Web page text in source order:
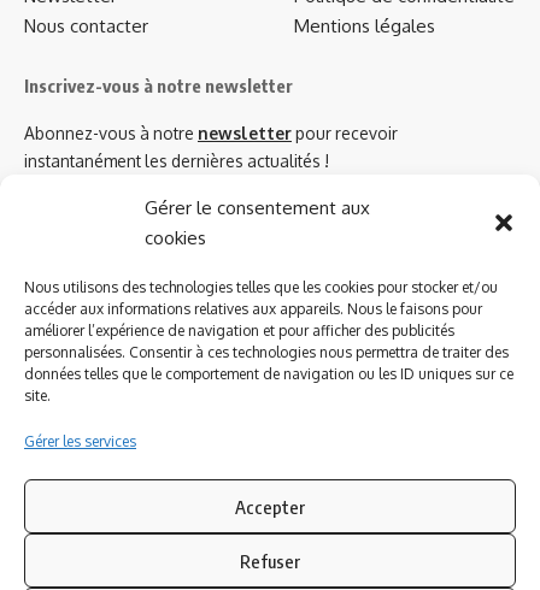
Gérer le consentement aux
cookies
Nous utilisons des technologies telles que les cookies pour stocker et/ou
accéder aux informations relatives aux appareils. Nous le faisons pour
améliorer l’expérience de navigation et pour afficher des publicités
personnalisées. Consentir à ces technologies nous permettra de traiter des
données telles que le comportement de navigation ou les ID uniques sur ce
site.
Gérer les services
Accepter
Refuser
Nous contacter
Mentions légales
Inscrivez-vous à notre newsletter
Abonnez-vous à notre newsletterpour recevoir
instantanément les dernières actualités !
Azinat.com TV soutient
Suivez-nous